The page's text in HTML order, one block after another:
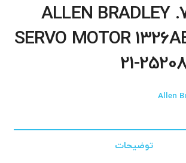
ALLEN BRADLEY
SERVO MOTOR
21-
توضیحات